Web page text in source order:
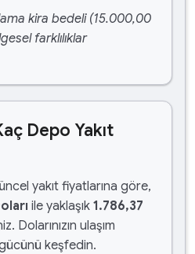
kira bedeli (15.000,00
farklılıklar
Depo Yakıt
yakıt fiyatlarına göre,
ile yaklaşık 1.786,37
Dolarınızın ulaşım
keşfedin.